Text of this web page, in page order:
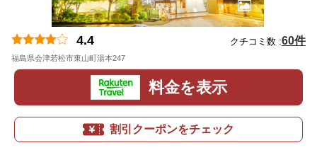
4.4 クチコミ数 :60件
福島県会津若松市東山町湯本247
料金を表示
割引クーポンをチェック